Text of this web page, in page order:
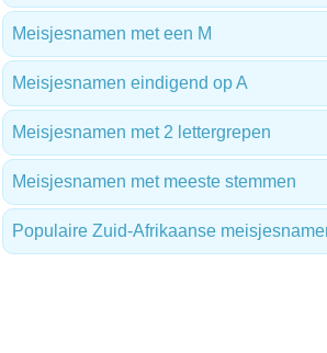
Meisjesnamen met een M
Meisjesnamen eindigend op A
Meisjesnamen met 2 lettergrepen
Meisjesnamen met meeste stemmen
Populaire Zuid-Afrikaanse